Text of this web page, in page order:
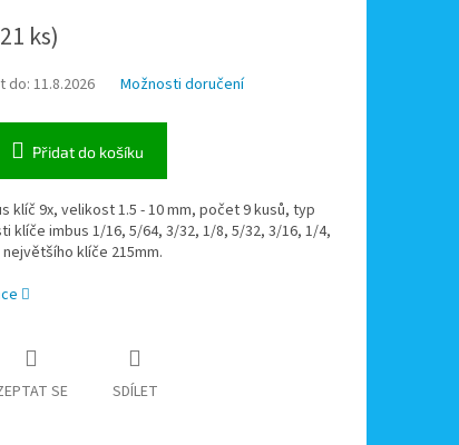
ks)
do: 11.8.2026 Možnosti doručení
Přidat do košíku
klíč 9x, velikost 1.5 - 10 mm, počet 9 kusů, typ
klíče imbus 1/16, 5/64, 3/32, 1/8, 5/32, 3/16, 1/4,
klíče 215mm.
SE SDÍLET